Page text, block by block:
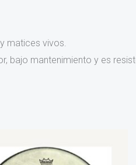
matices vivos.
bajo mantenimiento y es